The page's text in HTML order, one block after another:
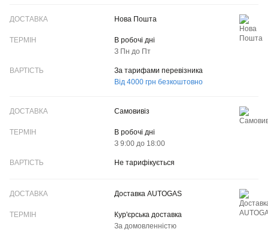
ДОСТАВКА
ТЕРМІН
Нова Пошта
В робочі дні
З Пн до Пт
За тарифами перевізника
Від 4000 грн безкоштовно
Самовивіз
В робочі дні
З 9:00 до 18:00
Не тарифікується
Доставка AUTOGAS
Кур'єрська доставка
За домовленністю